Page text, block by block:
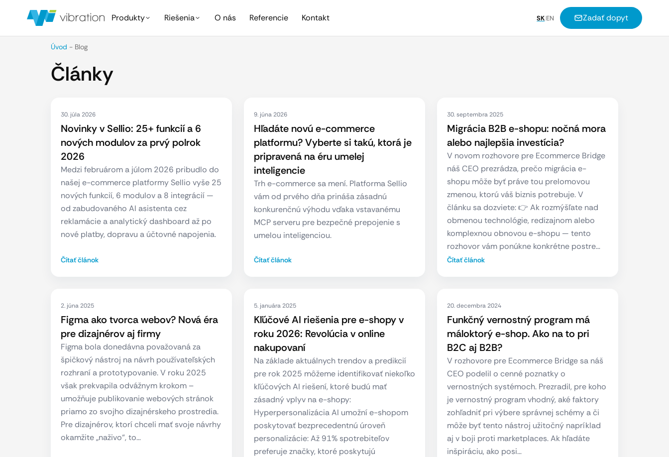
Produkty Riešenia O nás Referencie Kontakt SK|EN Zadať dopyt
Úvod - Blog
Články
30. júla 2026
Novinky v Sellio: 25+ funkcií a 6
nových modulov za prvý polrok
2026
Medzi februárom a júlom 2026 pribudlo do
našej e-commerce platformy Sellio vyše 25
nových funkcií, 6 modulov a 8 integrácií —
od zabudovaného AI asistenta cez
reklamácie a analytický dashboard až po
nové platby, dopravu a účtovné napojenia.
Čítať článok
9. júna 2026
Hľadáte novú e-commerce
platformu? Vyberte si takú, ktorá je
pripravená na éru umelej
inteligencie
Trh e-commerce sa mení. Platforma Sellio
vám od prvého dňa prináša zásadnú
konkurenčnú výhodu vďaka vstavanému
MCP serveru pre bezpečné prepojenie s
umelou inteligenciou.
Čítať článok
30. septembra 2025
Migrácia B2B e-shopu: nočná mora
alebo najlepšia investícia?
V novom rozhovore pre Ecommerce Bridge
náš CEO prezrádza, prečo migrácia e-
shopu môže byť práve tou prelomovou
zmenou, ktorú váš biznis potrebuje. V
článku sa dozviete: 👉 Ak rozmýšľate nad
obmenou technológie, redizajnom alebo
komplexnou obnovou e-shopu — tento
rozhovor vám ponúkne konkrétne postre…
Čítať článok
2. júna 2025
Figma ako tvorca webov? Nová éra
pre dizajnérov aj firmy
Figma bola donedávna považovaná za
špičkový nástroj na návrh používateľských
rozhraní a prototypovanie. V roku 2025
však prekvapila odvážnym krokom –
umožňuje publikovanie webových stránok
priamo zo svojho dizajnérskeho prostredia.
Pre dizajnérov, ktorí chceli mať svoje návrhy
okamžite „naživo“, to…
5. januára 2025
Kľúčové AI riešenia pre e-shopy v
roku 2026: Revolúcia v online
nakupovaní
Na základe aktuálnych trendov a predikcií
pre rok 2025 môžeme identifikovať niekoľko
kľúčových AI riešení, ktoré budú mať
zásadný vplyv na e-shopy:
Hyperpersonalizácia AI umožní e-shopom
poskytovať bezprecedentnú úroveň
personalizácie: Až 91% spotrebiteľov
preferuje značky, ktoré poskytujú
20. decembra 2024
Funkčný vernostný program má
máloktorý e-shop. Ako na to pri
B2C aj B2B?
V rozhovore pre Ecommerce Bridge sa náš
CEO podelil o cenné poznatky o
vernostných systémoch. Prezradil, pre koho
je vernostný program vhodný, aké faktory
zohľadniť pri výbere správnej schémy a či
môže byť tento nástroj užitočný napríklad
aj v boji proti marketplaces. Ak hľadáte
inšpiráciu, ako posi…